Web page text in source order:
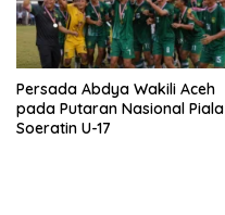
Persada Abdya Wakili Aceh
pada Putaran Nasional Piala
Soeratin U-17